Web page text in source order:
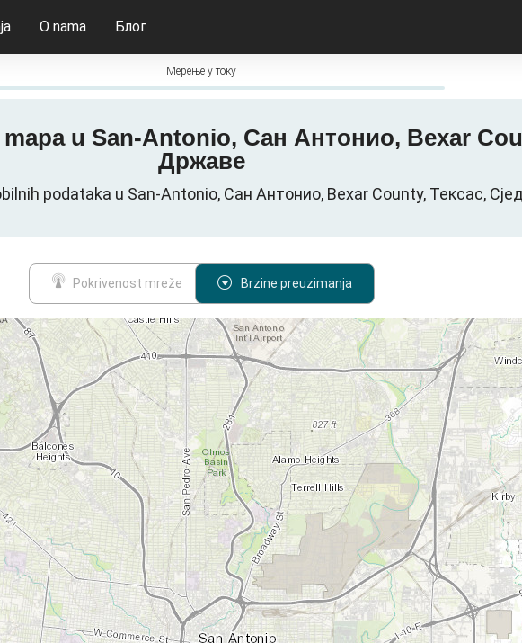
O nama Блог
Мерење у току
u San-Antonio, Сан Антонио, Bexar
Државе
podataka u San-Antonio, Сан Антонио, Bexar County, Тексас,
Pokrivenost mreže Brzine preuzimanja